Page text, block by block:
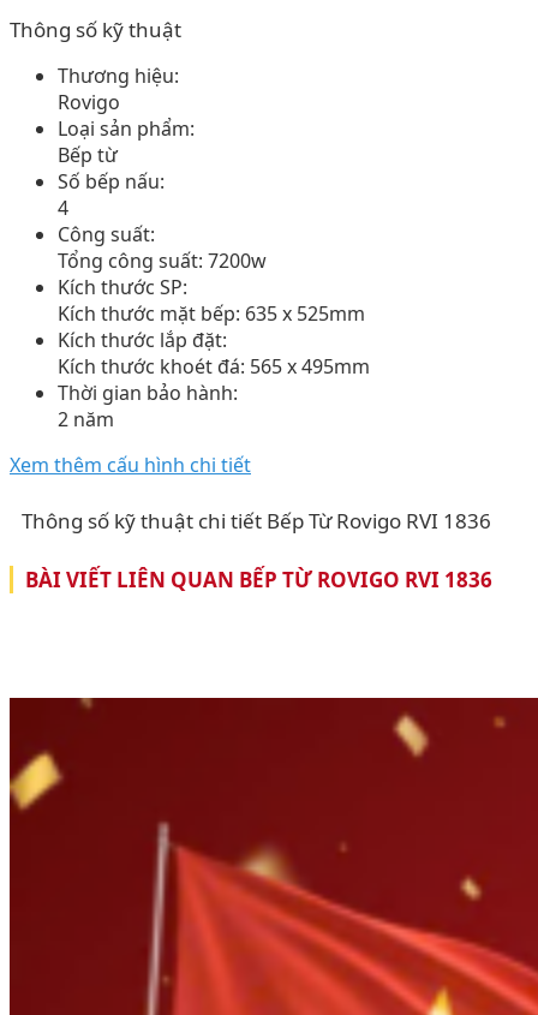
Thông số kỹ thuật
Thương hiệu:
Rovigo
Loại sản phẩm:
Bếp từ
Số bếp nấu:
4
Công suất:
Tổng công suất: 7200w
Kích thước SP:
Kích thước mặt bếp: 635 x 525mm
Kích thước lắp đặt:
Kích thước khoét đá: 565 x 495mm
Thời gian bảo hành:
2 năm
Xem thêm cấu hình chi tiết
Thông số kỹ thuật chi tiết Bếp Từ Rovigo RVI 1836
BÀI VIẾT LIÊN QUAN BẾP TỪ ROVIGO RVI 1836